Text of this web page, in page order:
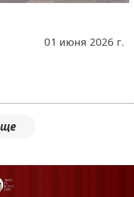
01 июня 2026 г.